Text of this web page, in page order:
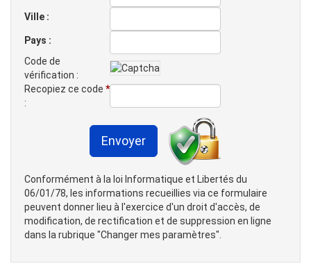
Ville :
Pays :
Code de
vérification :
Recopiez ce code *
:
Conformément à la loi Informatique et Libertés du
06/01/78, les informations recueillies via ce formulaire
peuvent donner lieu à l'exercice d'un droit d'accès, de
modification, de rectification et de suppression en ligne
dans la rubrique "Changer mes paramètres".